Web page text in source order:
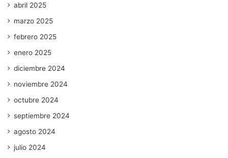
abril 2025
marzo 2025
febrero 2025
enero 2025
diciembre 2024
noviembre 2024
octubre 2024
septiembre 2024
agosto 2024
julio 2024